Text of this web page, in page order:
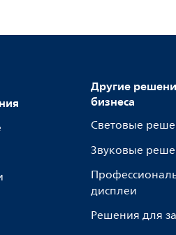
Другие
бизнеса
Световые
Звуковые
дисплеи
Решения для